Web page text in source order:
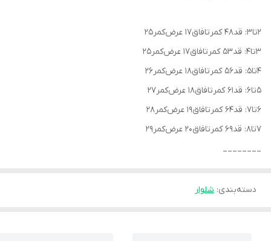
۲تا۳: قد۴۸ کمرتافاق۱۷ عرض‌کمر۲۵
۳تا۴: قد۵۳ کمرتافاق۱۷ عرض‌کمر۲۵
۴تا۵: قد۵۶ کمرتافاق۱۸ عرض‌کمر۲۶
۵تا۶: قد۶۱ کمرتافاق۱۸ عرض‌کمر۲۷
۶تا۷: قد۶۴ کمرتافاق۱۹ عرض‌کمر۲۸
۷تا۸: قد۶۹ کمرتافاق۲۰ عرض‌کمر۲۹
________
دسته‌بندی: شلوار